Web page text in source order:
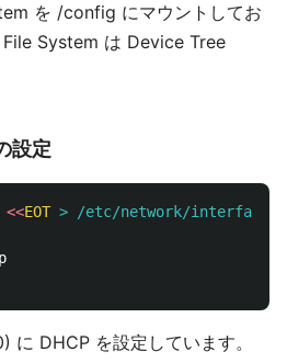
を /config にマウントしてお
System は Device Tree
設定
<<EOT
に DHCP を設定しています。